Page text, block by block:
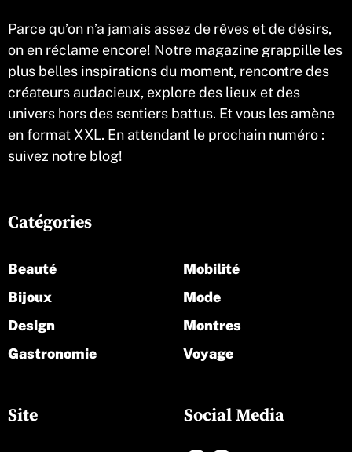
Parce qu’on n’a jamais assez de rêves et de désirs,
on en réclame encore! Notre magazine grappille les
plus belles inspirations du moment, rencontre des
créateurs audacieux, explore des lieux et des
univers hors des sentiers battus. Et vous les amène
en format XXL. En attendant le prochain numéro :
suivez notre blog!
Site
Catégories
Beauté
Bijoux
Design
Gastronomie
Mobilité
Mode
Montres
Voyage
Social Media